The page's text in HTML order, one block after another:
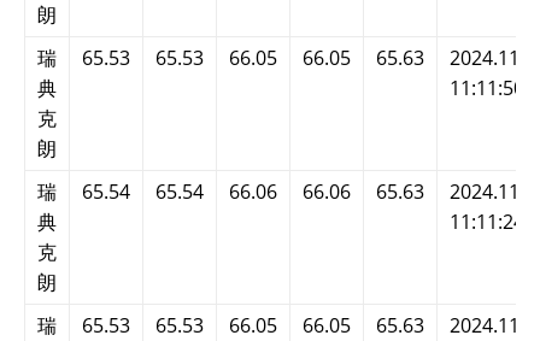
朗
瑞
典
克
朗
65.53 65.53 66.05 66.05 65.63
11:11:50
瑞
典
克
朗
65.54 65.54 66.06 66.06 65.63
11:11:24
瑞
65.53 65.53 66.05 66.05 65.63